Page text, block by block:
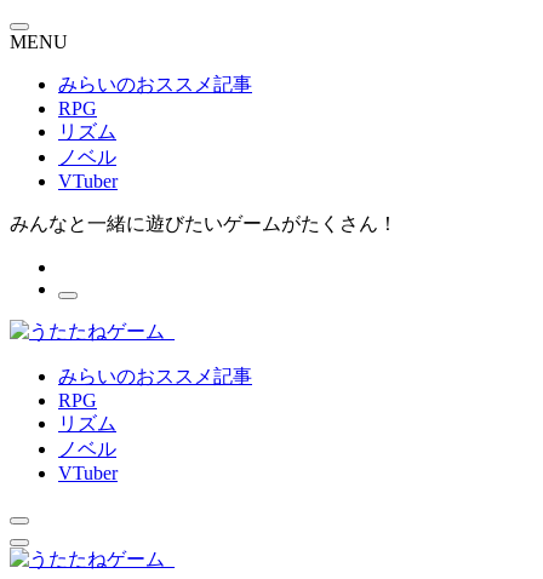
MENU
みらいのおススメ記事
RPG
リズム
ノベル
VTuber
みんなと一緒に遊びたいゲームがたくさん！
みらいのおススメ記事
RPG
リズム
ノベル
VTuber